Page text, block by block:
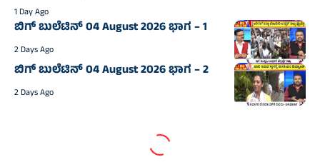
1 Day Ago
ಬಿಗ್‌ ಬುಲೆಟಿನ್‌ 04 August 2026 ಭಾಗ – 1
2 Days Ago
ಬಿಗ್‌ ಬುಲೆಟಿನ್‌ 04 August 2026 ಭಾಗ – 2
2 Days Ago
ಬಿಗ್‌ ಬುಲೆಟಿನ್‌ 21 May 2026 ಭಾಗ-2